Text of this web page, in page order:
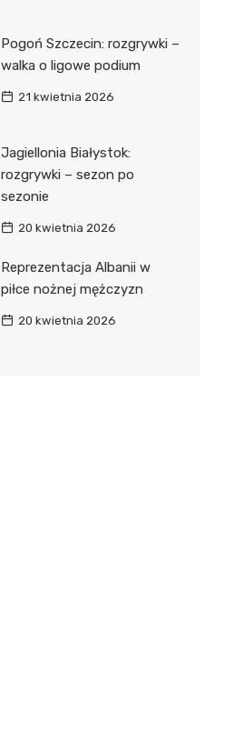
Pogoń Szczecin: rozgrywki –
walka o ligowe podium
21 kwietnia 2026
Jagiellonia Białystok:
rozgrywki – sezon po
sezonie
20 kwietnia 2026
Reprezentacja Albanii w
piłce nożnej mężczyzn
20 kwietnia 2026